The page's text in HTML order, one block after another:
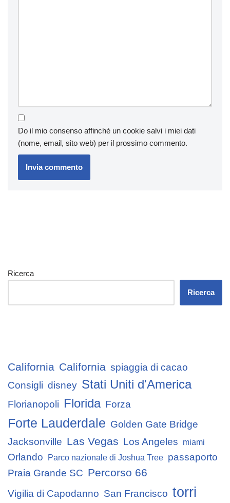
Do il mio consenso affinché un cookie salvi i miei dati
(nome, email, sito web) per il prossimo commento.
Ricerca
Ricerca
California California spiaggia di cacao
Consigli disney Stati Uniti d'America
Florianopoli Florida Forza
Forte Lauderdale Golden Gate Bridge
Jacksonville Las Vegas Los Angeles miami
Orlando Parco nazionale di Joshua Tree passaporto
Praia Grande SC Percorso 66
Vigilia di Capodanno San Francisco torri